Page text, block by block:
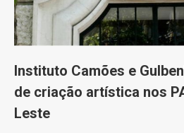
Instituto Camões e
de criação artística nos
Leste